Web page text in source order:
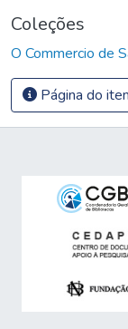
Coleções
O Commercio de
Página do